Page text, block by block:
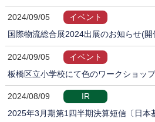
2024/09/05
イベント
国際物流総合展2024出展のお知らせ(開
2024/09/05
イベント
板橋区立小学校にて色のワークショッ
2024/08/09
IR
2025年3月期第1四半期決算短信〔日本